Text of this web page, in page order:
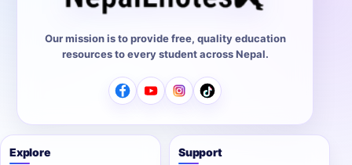
Our mission is to provide free, quality education
resources to every student across Nepal.
Explore Support